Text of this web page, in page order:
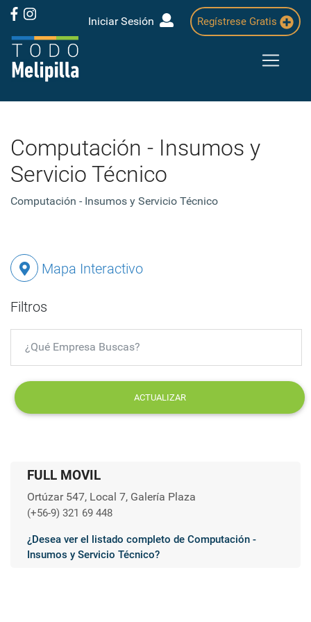
Iniciar Sesión Regístrese Gratis
Computación - Insumos y
Servicio Técnico
Computación - Insumos y Servicio Técnico
Mapa Interactivo
Filtros
ACTUALIZAR
FULL MOVIL
Ortúzar 547, Local 7, Galería Plaza
(+56-9) 321 69 448
¿Desea ver el listado completo de Computación -
Insumos y Servicio Técnico?